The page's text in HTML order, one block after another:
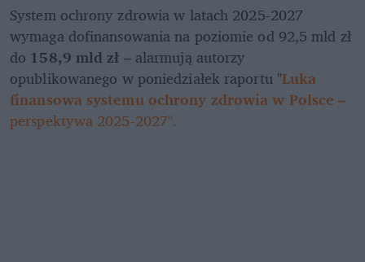
System ochrony zdrowia w latach 2025-2027
wymaga dofinansowania na poziomie od 92,5 mld zł
do 158,9 mld zł – alarmują autorzy
opublikowanego w poniedziałek raportu "Luka
finansowa systemu ochrony zdrowia w Polsce –
perspektywa 2025-2027".